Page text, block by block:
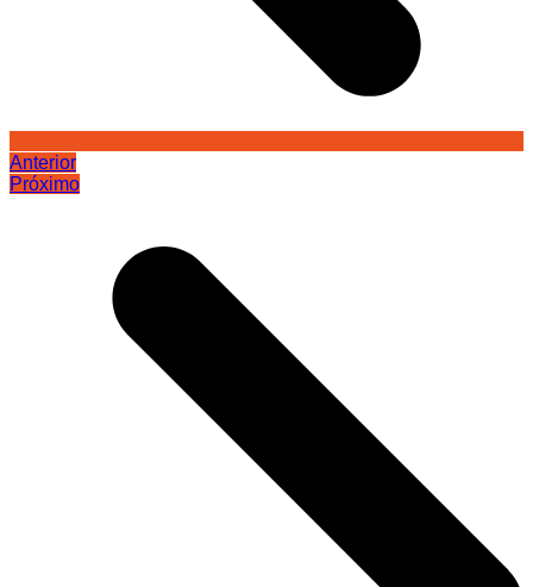
Anterior
Próximo